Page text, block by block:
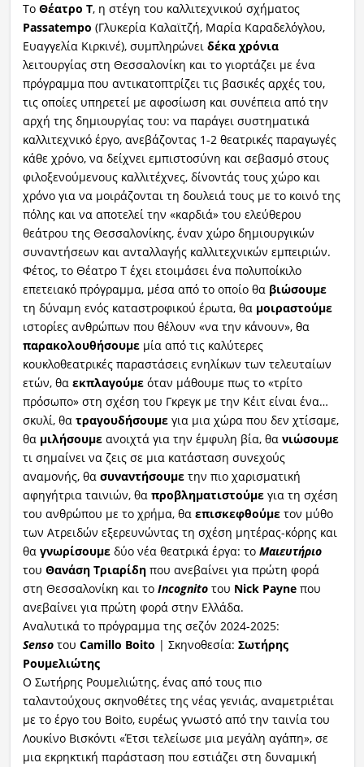
Το Θέατρο Τ, η στέγη του καλλιτεχνικού σχήματος
Passatempo (Γλυκερία Καλαϊτζή, Μαρία Καραδελόγλου,
Ευαγγελία Κιρκινέ), συμπληρώνει δέκα χρόνια
λειτουργίας στη Θεσσαλονίκη και το γιορτάζει με ένα
πρόγραμμα που αντικατοπτρίζει τις βασικές αρχές του,
τις οποίες υπηρετεί με αφοσίωση και συνέπεια από την
αρχή της δημιουργίας του: να παράγει συστηματικά
καλλιτεχνικό έργο, ανεβάζοντας 1-2 θεατρικές παραγωγές
κάθε χρόνο, να δείχνει εμπιστοσύνη και σεβασμό στους
φιλοξενούμενους καλλιτέχνες, δίνοντάς τους χώρο και
χρόνο για να μοιράζονται τη δουλειά τους με το κοινό της
πόλης και να αποτελεί την «καρδιά» του ελεύθερου
θεάτρου της Θεσσαλονίκης, έναν χώρο δημιουργικών
συναντήσεων και ανταλλαγής καλλιτεχνικών εμπειριών.
Φέτος, το Θέατρο Τ έχει ετοιμάσει ένα πολυποίκιλο
επετειακό πρόγραμμα, μέσα από το οποίο θα βιώσουμε
τη δύναμη ενός καταστροφικού έρωτα, θα μοιραστούμε
ιστορίες ανθρώπων που θέλουν «να την κάνουν», θα
παρακολουθήσουμεμία από τις καλύτερες
κουκλοθεατρικές παραστάσεις ενηλίκων των τελευταίων
ετών, θα εκπλαγούμεόταν μάθουμε πως το «τρίτο
πρόσωπο» στη σχέση του Γκρεγκ με την Κέιτ είναι ένα…
σκυλί, θα τραγουδήσουμεγια μια χώρα που δεν χτίσαμε,
θα μιλήσουμεανοιχτά για την έμφυλη βία, θα νιώσουμε
τι σημαίνει να ζεις σε μια κατάσταση συνεχούς
αναμονής, θα συναντήσουμετην πιο χαρισματική
αφηγήτρια ταινιών, θα προβληματιστούμεγια τη σχέση
του ανθρώπου με το χρήμα, θα επισκεφθούμετον μύθο
των Ατρειδών εξερευνώντας τη σχέση μητέρας-κόρης και
θα γνωρίσουμεδύο νέα θεατρικά έργα: το Μαιευτήριο
του Θανάση Τριαρίδηπου ανεβαίνει για πρώτη φορά
στη Θεσσαλονίκη και το Incognitoτου Nick Payneπου
ανεβαίνει για πρώτη φορά στην Ελλάδα.
Αναλυτικά το πρόγραμμα της σεζόν 2024-2025:
Sensoτου Camillo Boito | Σκηνοθεσία: Σωτήρης
Ρουμελιώτης
Ο Σωτήρης Ρουμελιώτης, ένας από τους πιο
ταλαντούχους σκηνοθέτες της νέας γενιάς, αναμετριέται
με το έργο του Boito, ευρέως γνωστό από την ταινία του
Λουκίνο Βισκόντι «Έτσι τελείωσε μια μεγάλη αγάπη», σε
μια εκρηκτική παράσταση που εστιάζει στη δυναμική